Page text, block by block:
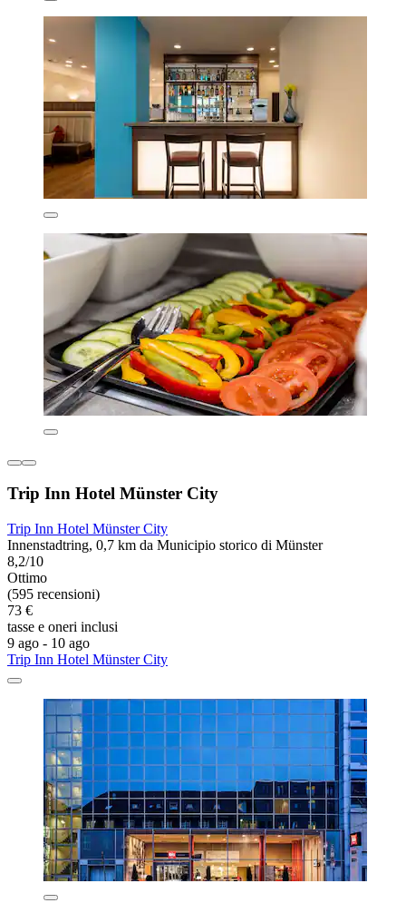
Trip Inn Hotel Münster City
Trip Inn Hotel Münster City
Innenstadtring, 0,7 km da Municipio storico di Münster
8,2/10
Ottimo
(595 recensioni)
73 €
tasse e oneri inclusi
9 ago - 10 ago
Trip Inn Hotel Münster City